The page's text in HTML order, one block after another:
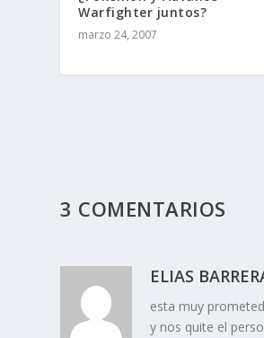
Warfighter juntos?
marzo 24, 2007
3 COMENTARIOS
ELIAS
esta muy
y nos quite el